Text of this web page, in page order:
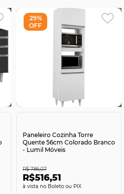
29%
OFF
Paneleiro Cozinha Torre
Quente 56cm Colorado Branco
- Lumil Móveis
R$516,51
no Boleto ou PIX
R$ 786,07